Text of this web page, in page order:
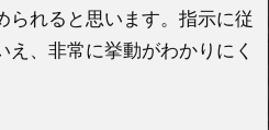
られると思います。指示に従
、非常に挙動がわかりにく